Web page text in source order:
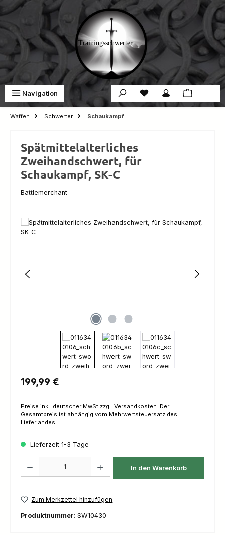
Zum Hauptinhalt springen
Navigation Du hast 0 Produkte auf
Waffen Schwerter Schaukampf
Spätmittelalterliches
Zweihandschwert, für
Schaukampf, SK-C
Battlemerchant
Bildergalerie überspringen
Regulärer Preis:
199,99 €
Preise inkl. deutscher MwSt zzgl. Versandkosten. Der
Gesamtpreis ist abhängig vom Mehrwertsteuersatz des
Lieferlandes.
Lieferzeit 1-3 Tage
In den Warenkorb
Zum Merkzettel hinzufügen
Produktnummer: SW10430